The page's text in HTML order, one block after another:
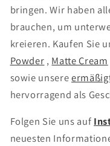
bringen. Wir haben
brauchen, um
kreieren. Kaufen Sie
Powder , Matte Cream
sowie unsere
hervorragend als
Folgen Sie uns auf
neuesten